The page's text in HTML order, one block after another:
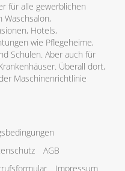
für alle gewerblichen
Waschsalon,
Hotels,
wie Pflegeheime,
Schulen. Aber auch für
Überall dort,
Maschinenrichtlinie
AGB
Impressum